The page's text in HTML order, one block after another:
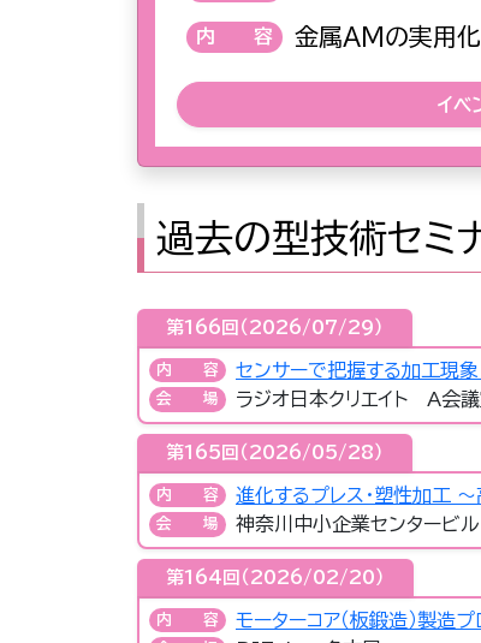
内容 金属AMの実用
イベ
過去の型技術セミ
第166回（2026/07/29）
内容 センサーで把握する加工現
会場 ラジオ日本クリエイト A会
第165回（2026/05/28）
内容 進化するプレス・塑性加工
会場 神奈川中小企業センタービル
第164回（2026/02/20）
内容 モーターコア（板鍛造）製造